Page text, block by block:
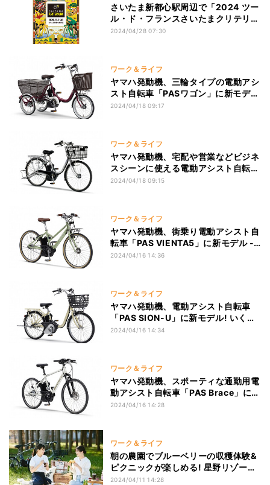
さいたま新都心駅周辺で「2024 ツー
ル・ド・フランスさいたまクリテリウ
ム」11月2日開催へ! ロードレース史
2024/04/28 07:30
ワーク＆ライフ
ヤマハ発動機、三輪タイプの電動アシ
スト自転車「PASワゴン」に新モデル
- 前後に大容量のバスケット
2024/04/18 09:17
ワーク＆ライフ
ヤマハ発動機、宅配や営業などビジネ
スシーンに使える電動アシスト自転車
「PAS GEAR-U」に新モデル! シリー
2024/04/18 09:15
ワーク＆ライフ
ヤマハ発動機、街乗り電動アシスト自
転車「PAS VIENTA5」に新モデル -
バッテリーがよりコンパクトに、容量
2024/04/16 14:36
ワーク＆ライフ
ヤマハ発動機、電動アシスト自転車
「PAS SION-U」に新モデル! いくつ
になっても外出を楽しみたい人向け、
2024/04/16 14:34
ワーク＆ライフ
ヤマハ発動機、スポーティな通勤用電
動アシスト自転車「PAS Brace」に新
モデル! バッテリー＆充電器がよりコ
2024/04/16 14:28
ワーク＆ライフ
朝の農園でブルーベリーの収穫体験&
ピクニックが楽しめる! 星野リゾート
BEB5土浦にて7月1日から期間限定
2024/04/11 14:28